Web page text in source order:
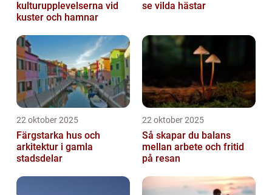
kulturupplevelserna vid
kuster och hamnar
se vilda hästar
22 oktober 2025
Färgstarka hus och
arkitektur i gamla
stadsdelar
22 oktober 2025
Så skapar du balans
mellan arbete och fritid
på resan